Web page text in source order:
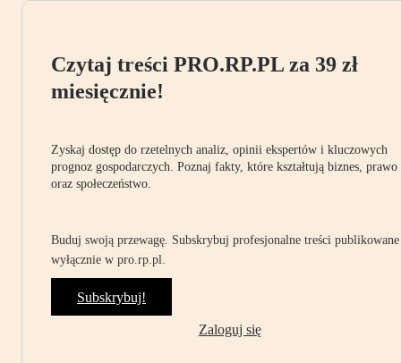
Czytaj treści PRO.RP.PL za 39 zł
miesięcznie!
Zyskaj dostęp do rzetelnych analiz, opinii ekspertów i kluczowych
prognoz gospodarczych. Poznaj fakty, które kształtują biznes, prawo
oraz społeczeństwo.
Buduj swoją przewagę. Subskrybuj profesjonalne treści publikowane
wyłącznie w pro.rp.pl.
Subskrybuj!
Zaloguj się